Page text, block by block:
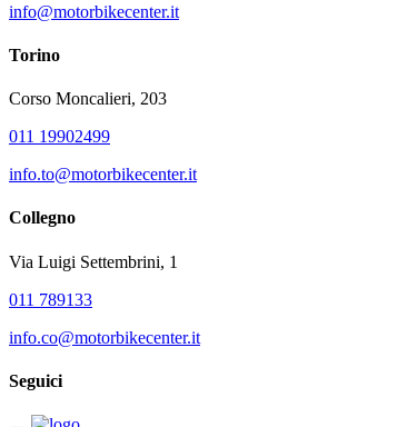
info@motorbikecenter.it
Torino
Corso Moncalieri, 203
011 19902499
info.to@motorbikecenter.it
Collegno
Via Luigi Settembrini, 1
011 789133
info.co@motorbikecenter.it
Seguici